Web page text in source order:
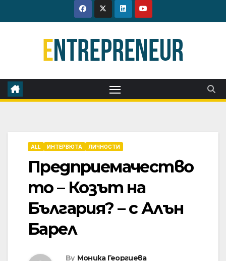
to
ALL ИНТЕРВЮТА ЛИЧНОСТИ
Предприемачество
то – Козът на
България? – с Алън
Барел
By Моника Георгиева